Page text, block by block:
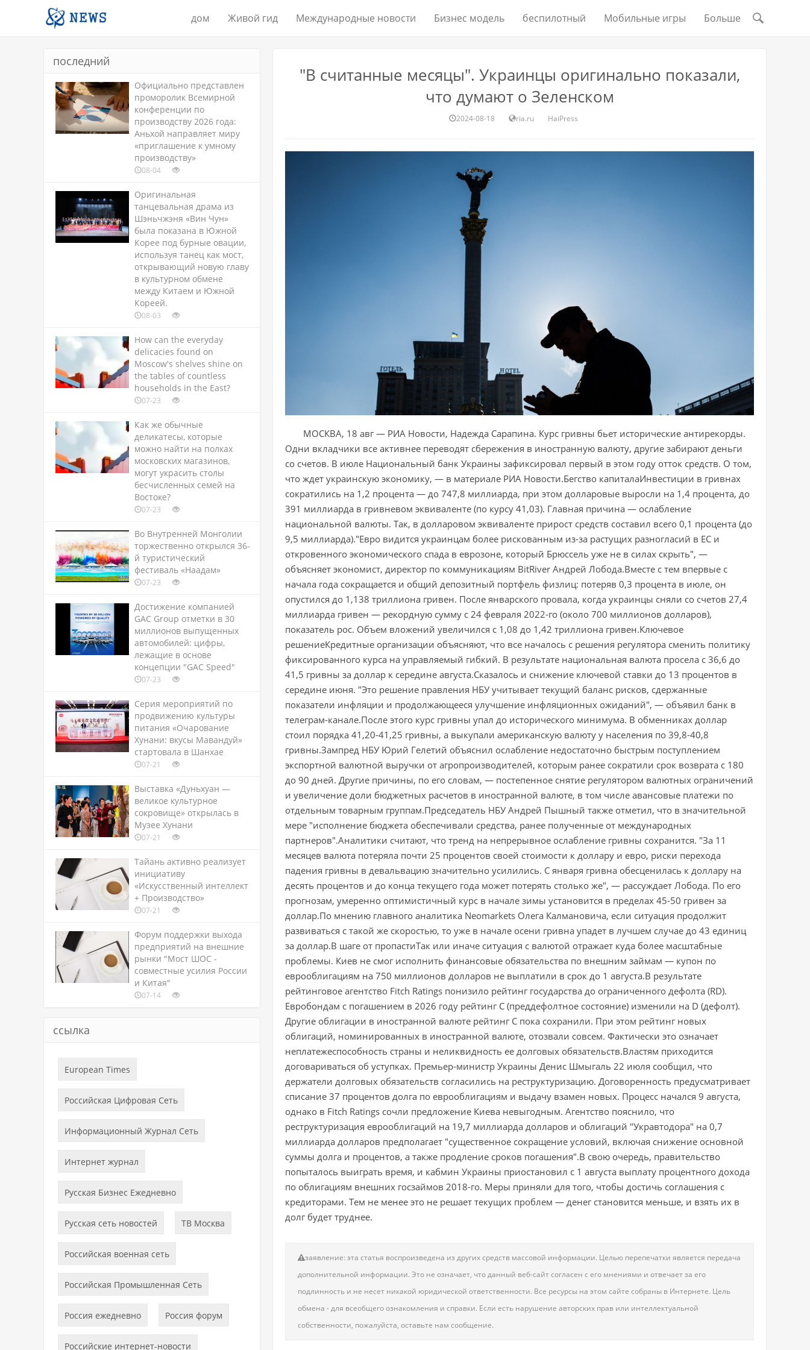
дом Живой гид Международные новости Бизнес модель беспилотный Мобильные игры Больше
последний
Официально представлен
проморолик Всемирной
конференции по
производству 2026 года:
Аньхой направляет миру
«приглашение к умному
производству»
08-04
Оригинальная
танцевальная драма из
Шэньчжэня «Вин Чун»
была показана в Южной
Корее под бурные овации,
используя танец как мост,
открывающий новую главу
в культурном обмене
между Китаем и Южной
Кореей.
08-03
How can the everyday
delicacies found on
Moscow's shelves shine on
the tables of countless
households in the East?
07-23
Как же обычные
деликатесы, которые
можно найти на полках
московских магазинов,
могут украсить столы
бесчисленных семей на
Востоке?
07-23
Во Внутренней Монголии
торжественно открылся 36-
й туристический
фестиваль «Наадам»
07-23
Достижение компанией
GAC Group отметки в 30
миллионов выпущенных
автомобилей: цифры,
лежащие в основе
концепции "GAC Speed"
07-23
Серия мероприятий по
продвижению культуры
питания «Очарование
Хунани: вкусы Мавандуй»
стартовала в Шанхае
07-21
Выставка «Дуньхуан —
великое культурное
сокровище» открылась в
Музее Хунани
07-21
Тайань активно реализует
инициативу
«Искусственный интеллект
+ Производство»
07-21
Форум поддержки выхода
предприятий на внешние
рынки "Мост ШОС -
совместные усилия России
и Китая"
07-14
ссылка
European Times
Российская Цифровая Сеть
Информационный Журнал Сеть
Интернет журнал
Русская Бизнес Ежедневно
Русская сеть новостей ТВ Москва
Российская военная сеть
Российская Промышленная Сеть
Россия ежедневно Россия форум
Российские интернет-новости
"В считанные месяцы". Украинцы оригинально показали,
что думают о Зеленском
2024-08-18 ria.ru HaiPress
МОСКВА, 18 авг — РИА Новости, Надежда Сарапина. Курс гривны бьет исторические антирекорды.
Одни вкладчики все активнее переводят сбережения в иностранную валюту, другие забирают деньги
со счетов. В июле Национальный банк Украины зафиксировал первый в этом году отток средств. О том,
что ждет украинскую экономику, — в материале РИА Новости.Бегство капиталаИнвестиции в гривнах
сократились на 1,2 процента — до 747,8 миллиарда, при этом долларовые выросли на 1,4 процента, до
391 миллиарда в гривневом эквиваленте (по курсу 41,03). Главная причина — ослабление
национальной валюты. Так, в долларовом эквиваленте прирост средств составил всего 0,1 процента (до
9,5 миллиарда)."Евро видится украинцам более рискованным из-за растущих разногласий в ЕС и
откровенного экономического спада в еврозоне, который Брюссель уже не в силах скрыть", —
объясняет экономист, директор по коммуникациям BitRiver Андрей Лобода.Вместе с тем впервые с
начала года сокращается и общий депозитный портфель физлиц: потеряв 0,3 процента в июле, он
опустился до 1,138 триллиона гривен. После январского провала, когда украинцы сняли со счетов 27,4
миллиарда гривен — рекордную сумму с 24 февраля 2022-го (около 700 миллионов долларов),
показатель рос. Объем вложений увеличился с 1,08 до 1,42 триллиона гривен.Ключевое
решениеКредитные организации объясняют, что все началось с решения регулятора сменить политику
фиксированного курса на управляемый гибкий. В результате национальная валюта просела с 36,6 до
41,5 гривны за доллар к середине августа.Сказалось и снижение ключевой ставки до 13 процентов в
середине июня. "Это решение правления НБУ учитывает текущий баланс рисков, сдержанные
показатели инфляции и продолжающееся улучшение инфляционных ожиданий", — объявил банк в
телеграм-канале.После этого курс гривны упал до исторического минимума. В обменниках доллар
стоил порядка 41,20-41,25 гривны, а выкупали американскую валюту у населения по 39,8-40,8
гривны.Зампред НБУ Юрий Гелетий объяснил ослабление недостаточно быстрым поступлением
экспортной валютной выручки от агропроизводителей, которым ранее сократили срок возврата с 180
до 90 дней. Другие причины, по его словам, — постепенное снятие регулятором валютных ограничений
и увеличение доли бюджетных расчетов в иностранной валюте, в том числе авансовые платежи по
отдельным товарным группам.Председатель НБУ Андрей Пышный также отметил, что в значительной
мере "исполнение бюджета обеспечивали средства, ранее полученные от международных
партнеров".Аналитики считают, что тренд на непрерывное ослабление гривны сохранится. "За 11
месяцев валюта потеряла почти 25 процентов своей стоимости к доллару и евро, риски перехода
падения гривны в девальвацию значительно усилились. С января гривна обесценилась к доллару на
десять процентов и до конца текущего года может потерять столько же", — рассуждает Лобода. По его
прогнозам, умеренно оптимистичный курс в начале зимы установится в пределах 45-50 гривен за
доллар.По мнению главного аналитика Neomarkets Олега Калмановича, если ситуация продолжит
развиваться с такой же скоростью, то уже в начале осени гривна упадет в лучшем случае до 43 единиц
за доллар.В шаге от пропастиТак или иначе ситуация с валютой отражает куда более масштабные
проблемы. Киев не смог исполнить финансовые обязательства по внешним займам — купон по
еврооблигациям на 750 миллионов долларов не выплатили в срок до 1 августа.В результате
рейтинговое агентство Fitch Ratings понизило рейтинг государства до ограниченного дефолта (RD).
Евробондам с погашением в 2026 году рейтинг С (преддефолтное состояние) изменили на D (дефолт).
Другие облигации в иностранной валюте рейтинг С пока сохранили. При этом рейтинг новых
облигаций, номинированных в иностранной валюте, отозвали совсем. Фактически это означает
неплатежеспособность страны и неликвидность ее долговых обязательств.Властям приходится
договариваться об уступках. Премьер-министр Украины Денис Шмыгаль 22 июля сообщил, что
держатели долговых обязательств согласились на реструктуризацию. Договоренность предусматривает
списание 37 процентов долга по еврооблигациям и выдачу взамен новых. Процесс начался 9 августа,
однако в Fitch Ratings сочли предложение Киева невыгодным. Агентство пояснило, что
реструктуризация еврооблигаций на 19,7 миллиарда долларов и облигаций "Укравтодора" на 0,7
миллиарда долларов предполагает "существенное сокращение условий, включая снижение основной
суммы долга и процентов, а также продление сроков погашения".В свою очередь, правительство
попыталось выиграть время, и кабмин Украины приостановил с 1 августа выплату процентного дохода
по облигациям внешних госзаймов 2018-го. Меры приняли для того, чтобы достичь соглашения с
кредиторами. Тем не менее это не решает текущих проблем — денег становится меньше, и взять их в
долг будет труднее.
заявление: эта статья воспроизведена из других средств массовой информации. Целью перепечатки является передача
дополнительной информации. Это не означает, что данный веб-сайт согласен с его мнениями и отвечает за его
подлинность и не несет никакой юридической ответственности. Все ресурсы на этом сайте собраны в Интернете. Цель
обмена - для всеобщего ознакомления и справки. Если есть нарушение авторских прав или интеллектуальной
собственности, пожалуйста, оставьте нам сообщение.